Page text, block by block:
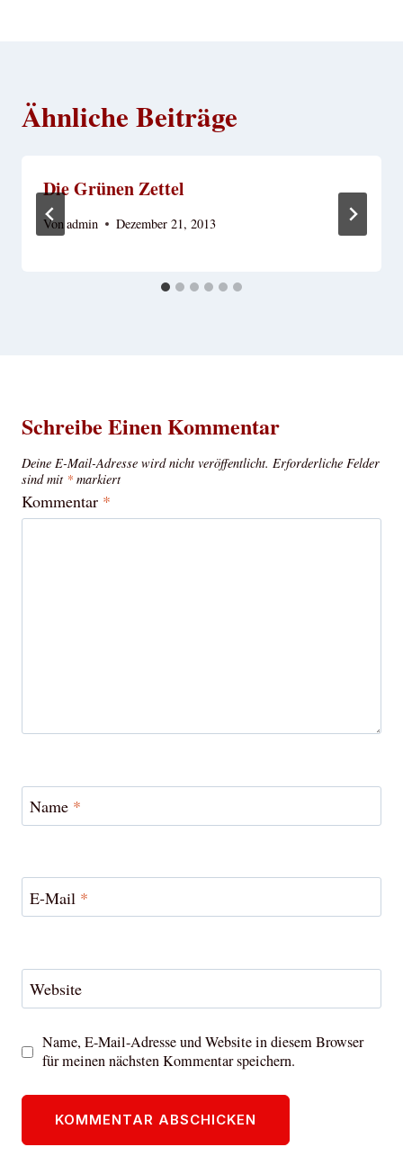
Ähnliche Beiträge
Die Grünen Zettel
Vonadmin Dezember 21, 2013
Schreibe Einen Kommentar
Deine E-Mail-Adresse wird nicht veröffentlicht. Erforderliche Felder
sind mit * markiert
Kommentar *
Name *
E-Mail *
Website
Name, E-Mail-Adresse und Website in diesem Browser
für meinen nächsten Kommentar speichern.